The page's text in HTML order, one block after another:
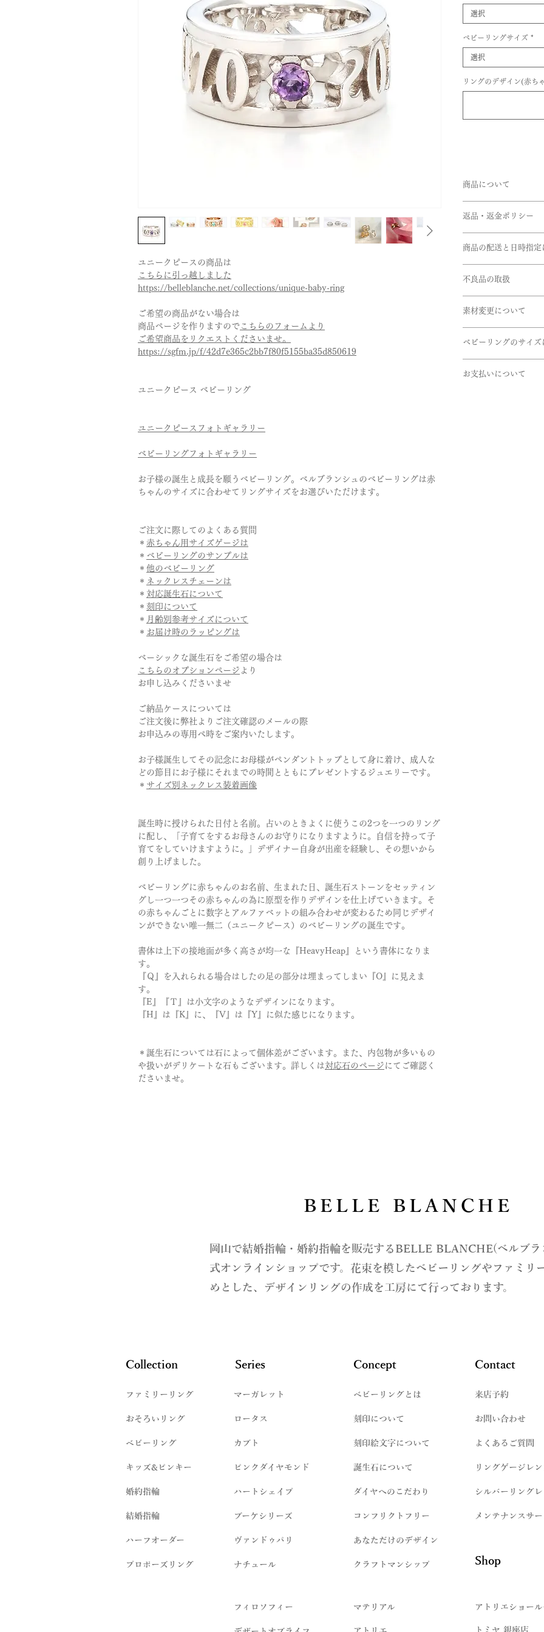
ユニークピースの商品は
こちらに引っ越しました
https://belleblanche.net/collections/unique-baby-ring
ご希望の商品がない場合は
商品ページを作りますので こちらのフォームより
ご希望商品をリクエストくださいませ。
https://sgfm.jp/f/42d7e365c2bb7f80f5155ba35d850619
ユニークピース ベビーリング
ユニークピースフォトギャラリー
ベビーリングフォトギャラリー
お子様の誕生と成長を願うベビーリング。ベルブランシュのベビーリングは赤
ちゃんのサイズに合わせてリングサイズをお選びいただけます。
ご注文に際してのよくある質問
＊ 赤ちゃん用サイズゲージは
＊ ベビーリングのサンプルは
＊ 他のベビーリング
＊ ネックレスチェーンは
＊ 対応誕生石について
＊ 刻印について
＊ 月齢別参考サイズについて
＊ お届け時のラッピングは
ベーシックな誕生石をご希望の場合は
こちらのオプションページ より
お申し込みくださいませ
ご納品ケースについては
ご注文後に弊社よりご注文確認のメールの際
お申込みの専用ぺ時をご案内いたします。
お子様誕生してその記念にお母様がペンダントトップとして身に着け、成人な
どの節目にお子様にそれまでの時間とともにプレゼントするジュエリーです。
＊ サイズ別ネックレス装着画像
誕生時に授けられた日付と名前。占いのときよくに使うこの2つを一つのリング
に配し、「子育てをするお母さんのお守りになりますように。自信を持って子
育てをしていけますように。」デザイナー自身が出産を経験し、その想いから
創り上げました。
ベビーリングに赤ちゃんのお名前、生まれた日、誕生石ストーンをセッティン
グし一つ一つその赤ちゃんの為に原型を作りデザインを仕上げていきます。そ
の赤ちゃんごとに数字とアルファベットの組み合わせが変わるため同じデザイ
ンができない唯一無二（ユニークピース）のベビーリングの誕生です。
書体は上下の接地面が多く高さが均一な『HeavyHeap』という書体になりま
す。
『Ｑ』を入れられる場合はしたの足の部分は埋まってしまい『O』に見えま
す。
『E』『Ｔ』は小文字のようなデザインになります。
『H』は『K』に、『V』は『Y』に似た感じになります。
＊誕生石については石によって個体差がございます。また、内包物が多いもの
や扱いがデリケートな石もございます。詳しくは対応石のページ にてご確認く
ださいませ。
選択
ベビーリングサイズ *
選択
リングのデザイン(赤ち
商品について
素材:SV925,K18イ
ド,Pt950
幅:約5.2mm
石:誕生石
3月･･･アクアマリン
4月･･･ダイヤモンド
5月･･･エメラルド（
返品・返金ポリシー
文の際は十分お気を
す。
※サイズ直しにつき
商品の配送と日時指定
ます。但し、繁忙期
在庫があるものに関
ございます。お急ぎ
配達日時指定ご希
ださいませ。確認後
せていただきます。
不良品の取扱
下記商品は、無料で
商品到着後、７日以
素材変更について
ませ。
取扱い金属
ベビーリングのサイズ
きます。
お支払いについて
BELLE BLANCHE
岡山で結婚指輪・婚約指輪を販売するBELLE BLANCHE(ベルブラ
式オンラインショップです。花束を模したベビーリングやファミリ
めとした、デザインリングの作成を工房にて行っております。
Collection
ファミリーリング
​おそろいリング
ベビーリング
キッズ&ピンキー
婚約指輪
結婚指輪
​ハーフオーダー
プロポーズリング
Series
マーガレット
ロータス
カブト
ピンクダイヤモンド
ハートシェイプ
ブーケシリーズ
ヴァンドゥパリ
​ナチュール
Concept
​ベビーリングとは
刻印について
刻印絵文字について
誕生石について
ダイヤへのこだわり
コンフリクトフリー
​あなただけのデザイン
クラフトマンシップ
フィロソフィー マテリアル
Contact
来店予約
お問い合わせ
よくあるご質問
リングゲージレ
シルバーリング
メンテナンスサー
Shop
アトリエショール